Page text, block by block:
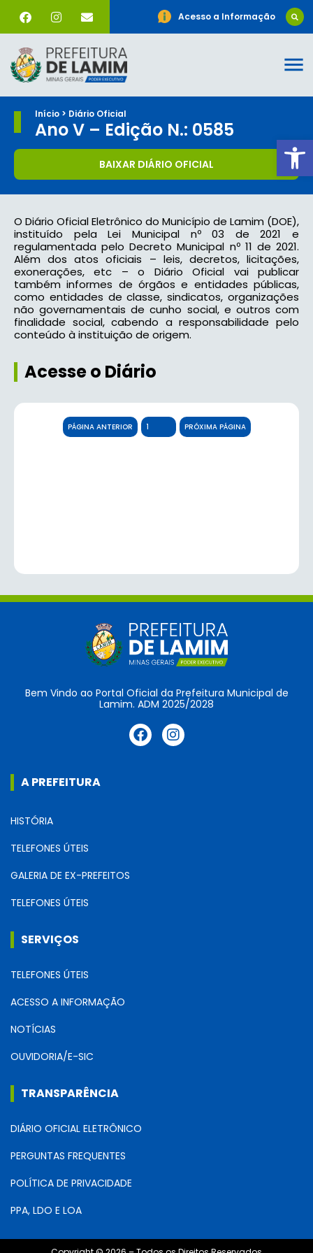
Acesso a Informação
Início > Diário Oficial
Ano V – Edição N.: 0585
BAIXAR DIÁRIO OFICIAL
O Diário Oficial Eletrônico do Município de Lamim (DOE),
instituído pela Lei Municipal nº 03 de 2021 e
regulamentada pelo Decreto Municipal nº 11 de 2021.
Além dos atos oficiais – leis, decretos, licitações,
exonerações, etc – o Diário Oficial vai publicar
também informes de órgãos e entidades públicas,
como entidades de classe, sindicatos, organizações
não governamentais de cunho social, e outros com
finalidade social, cabendo a responsabilidade pelo
conteúdo à instituição de origem.
Acesse o Diário
PÁGINA ANTERIOR PRÓXIMA PÁGINA
Bem Vindo ao Portal Oficial da Prefeitura Municipal de
Lamim. ADM 2025/2028
A PREFEITURA
HISTÓRIA
TELEFONES ÚTEIS
GALERIA DE EX-PREFEITOS
TELEFONES ÚTEIS
SERVIÇOS
TELEFONES ÚTEIS
ACESSO A INFORMAÇÃO
NOTÍCIAS
OUVIDORIA/E-SIC
TRANSPARÊNCIA
DIÁRIO OFICIAL ELETRÔNICO
PERGUNTAS FREQUENTES
POLÍTICA DE PRIVACIDADE
PPA, LDO E LOA